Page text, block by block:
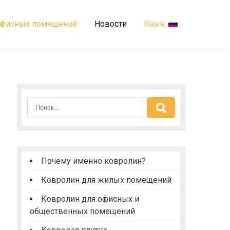
помещений Новости Язык:
Почему именно ковролин?
Ковролин для жилых помещений
Ковролин для офисных и
общественных помещений